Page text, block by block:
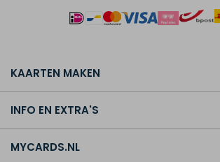
KAARTEN MAKEN
INFO EN EXTRA'S
MYCARDS.NL